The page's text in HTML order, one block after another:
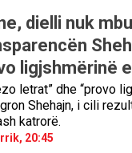
dielli nuk
ligjshmërinë
letrat” dhe “provo
Shehajn, i cili
katrorë.
20:45